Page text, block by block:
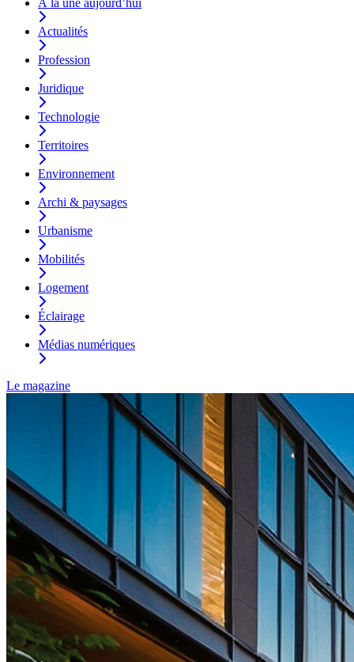
À la une aujourd’hui
Actualités
Profession
Juridique
Technologie
Territoires
Environnement
Archi & paysages
Urbanisme
Mobilités
Logement
Éclairage
Médias numériques
Le magazine